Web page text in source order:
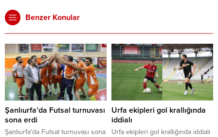
Benzer Konular
Şanlıurfa’da Futsal turnuvası
sona erdi
Şanlıurfa'da Futsal turnuvası sona
Urfa ekipleri gol krallığında
iddialı
Urfa ekipleri gol krallığında iddialı